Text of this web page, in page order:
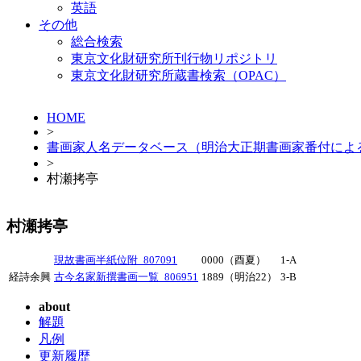
英語
その他
総合検索
東京文化財研究所刊行物リポジトリ
東京文化財研究所蔵書検索（OPAC）
HOME
>
書画家人名データベース（明治大正期書画家番付によ
>
村瀬拷亭
村瀬拷亭
現故書画半紙位附_807091 0000（酉夏）
1-A
経詩余興 古今名家新撰書画一覧_806951 1889（明治22） 3-B
about
解題
凡例
更新履歴